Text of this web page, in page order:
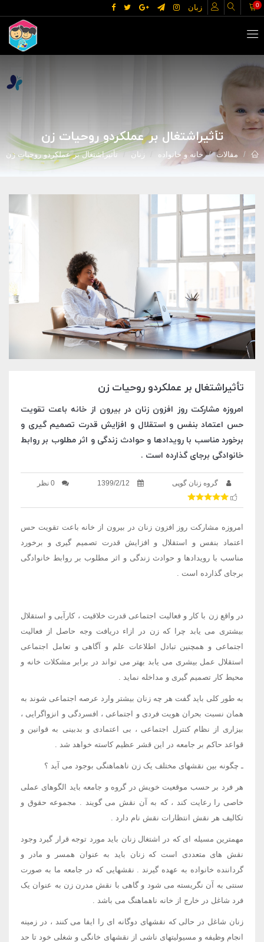
زبان 0
تأثیراشتغال بر عملکردو روحیات زن
مقالات خانه و خانواده زنان تأثیراشتغال بر عملکردو روحیات زن
تأثیراشتغال بر عملکردو روحیات زن
امروزه مشارکت روز افزون زنان در بیرون از خانه باعت تقویت
حس اعتماد بنفس و استقلال و افزایش قدرت تصمیم گیری و
برخورد مناسب با رویدادها و حوادث زندگی و اثر مطلوب بر روابط
خانوادگی برجای گذارده است .
گروه زنان گوپی 1399/2/12 0 نظر
امروزه مشارکت روز افزون زنان در بیرون از خانه باعت تقویت حس
اعتماد بنفس و استقلال و افزایش قدرت تصمیم گیری و برخورد
مناسب با رویدادها و حوادث زندگی و اثر مطلوب بر روابط خانوادگی
برجای گذارده است .
در واقع زن با کار و فعالیت اجتماعی قدرت خلاقیت ، کارآیی و استقلال
بیشتری می یابد چرا که زن در ازاء دریافت وجه حاصل از فعالیت
اجتماعی و همچنین تبادل اطلاعات علم و آگاهی و تعامل اجتماعی
استقلال عمل بیشری می یابد بهتر می تواند در برابر مشکلات خانه و
محیط کار تصمیم گیری و مداخله نماید .
به طور کلی باید گفت هر چه زنان بیشتر وارد عرصه اجتماعی شوند به
همان نسبت بحران هویت فردی و اجتماعی ، افسردگی و انزواگرایی ،
بیزاری از نظام کنترل اجتماعی ، بی اعتمادی و بدبینی به قوانین و
قواعد حاکم بر جامعه در این قشر عظیم کاسته خواهد شد .
ـ چگونه بین نقشهای مختلف یک زن ناهماهنگی بوجود می آید ؟
هر فرد بر حسب موقعیت خویش در گروه و جامعه باید الگوهای عملی
خاصی را رعایت کند ، که به آن نقش می گویند . مجموعه حقوق و
تکالیف هر نقش انتظارات نقش نام دارد .
مهمترین مسیله ای که در اشتغال زنان باید مورد توجه قرار گیرد وجود
نقش های متعددی است که زنان باید به عنوان همسر و مادر و
گرداننده خانواده به عهده گیرند . نقشهایی که در جامعه ما به صورت
سنتی به آن نگریسته می شود و گاهی با نقش مدرن زن به عنوان یک
فرد شاغل در خارج از خانه ناهماهنگ می باشد .
زنان شاغل در حالی که نقشهای دوگانه ای را ایفا می کنند ، در زمینه
انجام وظیفه و مسیولیتهای ناشی از نقشهای خانگی و شغلی خود تا حد